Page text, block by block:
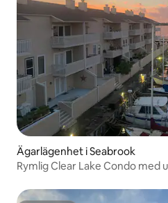
Ägarlägenhet i Seabrook
Rymlig Clear Lake Condo med